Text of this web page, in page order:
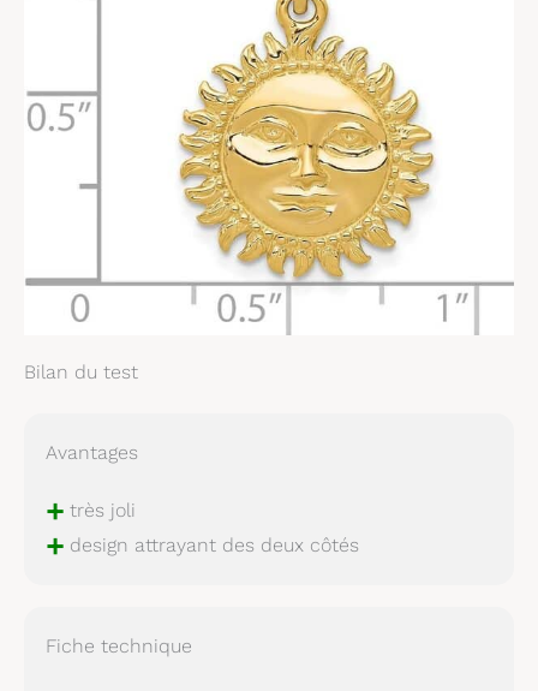
d'expérience dans la
fabrication et le
merchandising de
bijoux. Nos produits
sont sélectionnés et
approvisionnés dans le
monde entier. Tous nos
bijoux sont livrés dans
une boîte cadeau et nos
pendentifs et colliers à
breloques sont un
incontournable pour
tous les amateurs de
bijoux.
Bilan du test
Avantages
+très joli
+design attrayant des deux côtés
Fiche technique